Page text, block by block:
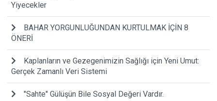
Yiyecekler
BAHAR YORGUNLUĞUNDAN KURTULMAK İÇİN 8
ÖNERİ
Kaplanların ve Gezegenimizin Sağlığı için Yeni Umut:
Gerçek Zamanlı Veri Sistemi
"Sahte" Gülüşün Bile Sosyal Değeri Vardır.